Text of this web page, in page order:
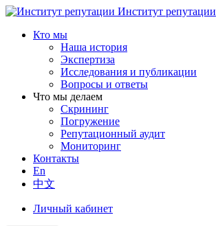
Институт репутации
Кто мы
Наша история
Экспертиза
Исследования и публикации
Вопросы и ответы
Что мы делаем
Скрининг
Погружение
Репутационный аудит
Мониторинг
Контакты
En
中文
Личный кабинет